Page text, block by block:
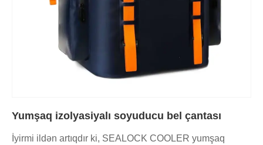
Yumşaq izolyasiyalı soyuducu bel çantası
İyirmi ildən artıqdır ki, SEALOCK COOLER yumşaq